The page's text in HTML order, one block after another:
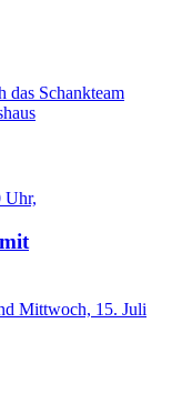
das Schankteam
Uhr,
Mittwoch, 15. Juli